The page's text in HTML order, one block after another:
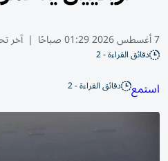
7 أغسطس 2026 01:29 صباحًا | آخر
دقائق القراءة - 2
استمع دقائق القراءة - 2